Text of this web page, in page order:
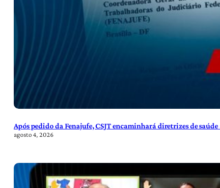
Após pedido da Fenajufe, CSJT encaminhará diretrizes de
agosto 4, 2026